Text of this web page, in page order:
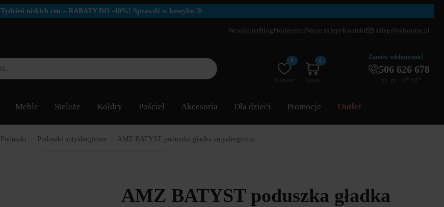
Tydzień niskich cen – RABATY DO -40%! Sprawdź w koszyku ⨠
NewsletterBlogProducenciNasze sklepyKontakt sklep@salonsnu.pl
0
Ulubione
0
Koszyk
Zamów telefonicznie!
506 626 678
pn.-pt. / 9⁰⁰-19⁰⁰
Meble Stelaże Kołdry Pościel Akcesoria Dla dzieci Promocje Outlet
Poduszki Poduszki antyalergiczne AMZ BATYST poduszka gładka antyalergiczna
AMZ BATYST poduszka gładka